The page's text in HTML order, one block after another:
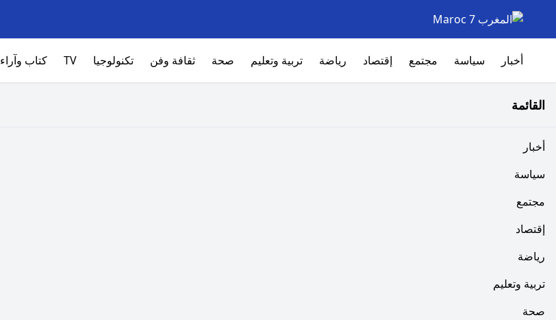
أخبار سياسة مجتمع إقتصاد رياضة تربية وتعليم صحة ثقافة وفن تكنولوجيا TV كتاب وآراء
القائمة
أخبار
سياسة
مجتمع
إقتصاد
رياضة
تربية وتعليم
صحة